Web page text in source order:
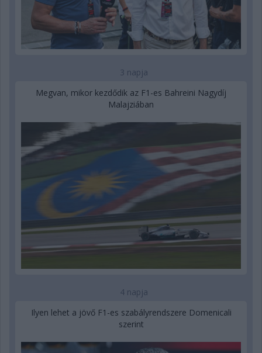
3 napja
Megvan, mikor kezdődik az F1-es Bahreini Nagydíj
Malajziában
4 napja
Ilyen lehet a jövő F1-es szabályrendszere Domenicali
szerint